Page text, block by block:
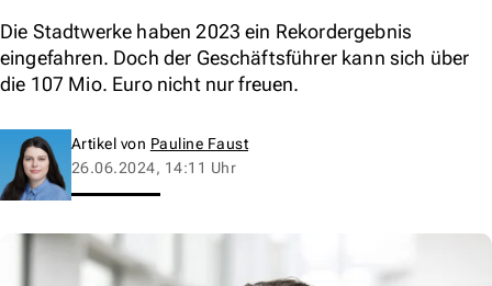
Die Stadtwerke haben 2023 ein Rekordergebnis
eingefahren. Doch der Geschäftsführer kann sich über
die 107 Mio. Euro nicht nur freuen.
Artikel von Pauline Faust
26.06.2024, 14:11 Uhr